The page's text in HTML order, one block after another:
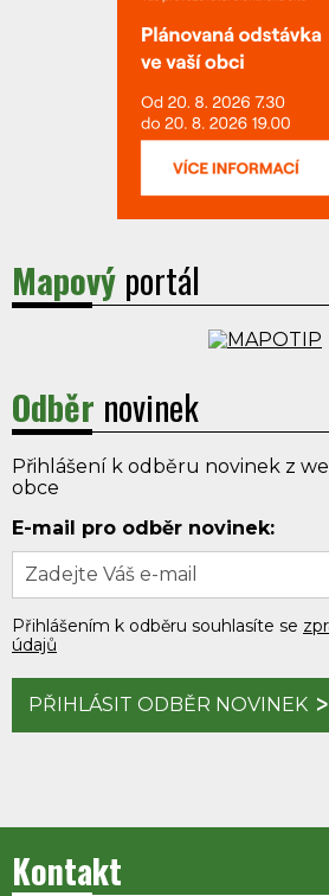
Mapový portál
Odběr novinek
Přihlášení k odběru novinek z
obce
E-mail pro odběr novinek:
Přihlášením k odběru souhlasíte se
údajů
PŘIHLÁSIT ODBĚR NOVINEK
Kontakt